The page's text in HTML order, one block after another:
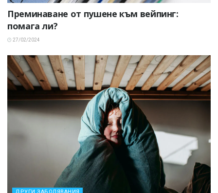
Преминаване от пушене към вейпинг:
помага ли?
27/02/2024